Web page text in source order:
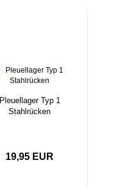
Pleuellager Typ 1
Stahlrücken
19,95 EUR